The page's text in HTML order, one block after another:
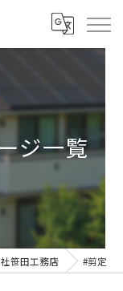
ジ一覧
笹田工務店 #剪定